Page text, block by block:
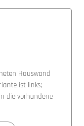
Hauswand
ist links;
die vorhandene